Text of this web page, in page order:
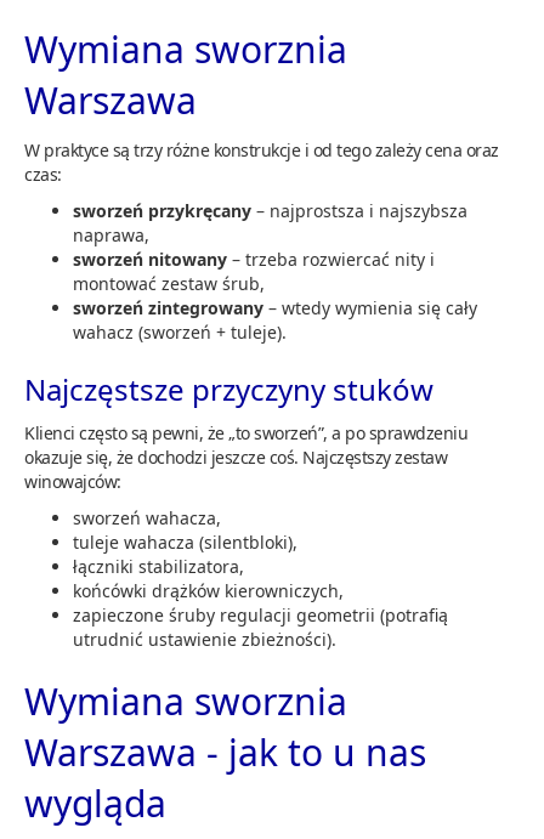
Wymiana sworznia
Warszawa
W praktyce są trzy różne konstrukcje i od tego zależy cena oraz
czas:
sworzeń przykręcany – najprostsza i najszybsza
naprawa,
sworzeń nitowany – trzeba rozwiercać nity i
montować zestaw śrub,
sworzeń zintegrowany – wtedy wymienia się cały
wahacz (sworzeń + tuleje).
Najczęstsze przyczyny stuków
Klienci często są pewni, że „to sworzeń”, a po sprawdzeniu
okazuje się, że dochodzi jeszcze coś. Najczęstszy zestaw
winowajców:
sworzeń wahacza,
tuleje wahacza (silentbloki),
łączniki stabilizatora,
końcówki drążków kierowniczych,
zapieczone śruby regulacji geometrii (potrafią
utrudnić ustawienie zbieżności).
Wymiana sworznia
Warszawa - jak to u nas
wygląda